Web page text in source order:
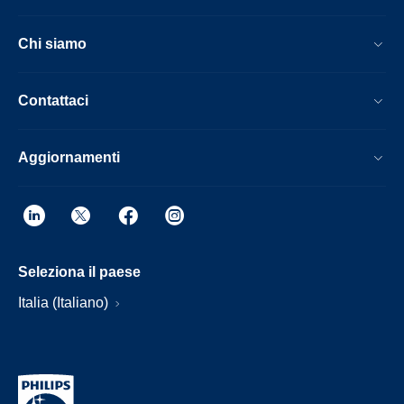
Chi siamo
Contattaci
Aggiornamenti
Seleziona il paese
Italia (Italiano)